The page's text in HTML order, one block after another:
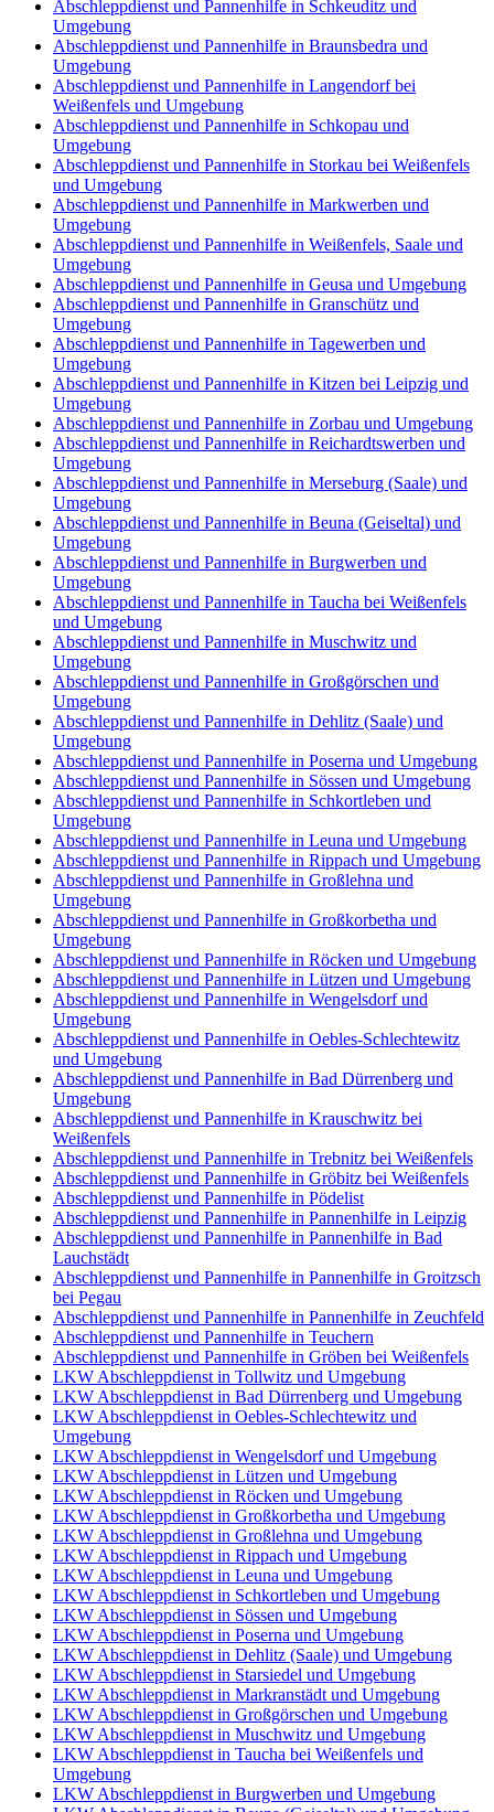
Abschleppdienst und Pannenhilfe in Schkeuditz und
Umgebung
Abschleppdienst und Pannenhilfe in Braunsbedra und
Umgebung
Abschleppdienst und Pannenhilfe in Langendorf bei
Weißenfels und Umgebung
Abschleppdienst und Pannenhilfe in Schkopau und
Umgebung
Abschleppdienst und Pannenhilfe in Storkau bei Weißenfels
und Umgebung
Abschleppdienst und Pannenhilfe in Markwerben und
Umgebung
Abschleppdienst und Pannenhilfe in Weißenfels, Saale und
Umgebung
Abschleppdienst und Pannenhilfe in Geusa und Umgebung
Abschleppdienst und Pannenhilfe in Granschütz und
Umgebung
Abschleppdienst und Pannenhilfe in Tagewerben und
Umgebung
Abschleppdienst und Pannenhilfe in Kitzen bei Leipzig und
Umgebung
Abschleppdienst und Pannenhilfe in Zorbau und Umgebung
Abschleppdienst und Pannenhilfe in Reichardtswerben und
Umgebung
Abschleppdienst und Pannenhilfe in Merseburg (Saale) und
Umgebung
Abschleppdienst und Pannenhilfe in Beuna (Geiseltal) und
Umgebung
Abschleppdienst und Pannenhilfe in Burgwerben und
Umgebung
Abschleppdienst und Pannenhilfe in Taucha bei Weißenfels
und Umgebung
Abschleppdienst und Pannenhilfe in Muschwitz und
Umgebung
Abschleppdienst und Pannenhilfe in Großgörschen und
Umgebung
Abschleppdienst und Pannenhilfe in Dehlitz (Saale) und
Umgebung
Abschleppdienst und Pannenhilfe in Poserna und Umgebung
Abschleppdienst und Pannenhilfe in Sössen und Umgebung
Abschleppdienst und Pannenhilfe in Schkortleben und
Umgebung
Abschleppdienst und Pannenhilfe in Leuna und Umgebung
Abschleppdienst und Pannenhilfe in Rippach und Umgebung
Abschleppdienst und Pannenhilfe in Großlehna und
Umgebung
Abschleppdienst und Pannenhilfe in Großkorbetha und
Umgebung
Abschleppdienst und Pannenhilfe in Röcken und Umgebung
Abschleppdienst und Pannenhilfe in Lützen und Umgebung
Abschleppdienst und Pannenhilfe in Wengelsdorf und
Umgebung
Abschleppdienst und Pannenhilfe in Oebles-Schlechtewitz
und Umgebung
Abschleppdienst und Pannenhilfe in Bad Dürrenberg und
Umgebung
Abschleppdienst und Pannenhilfe in Krauschwitz bei
Weißenfels
Abschleppdienst und Pannenhilfe in Trebnitz bei Weißenfels
Abschleppdienst und Pannenhilfe in Gröbitz bei Weißenfels
Abschleppdienst und Pannenhilfe in Pödelist
Abschleppdienst und Pannenhilfe in Pannenhilfe in Leipzig
Abschleppdienst und Pannenhilfe in Pannenhilfe in Bad
Lauchstädt
Abschleppdienst und Pannenhilfe in Pannenhilfe in Groitzsch
bei Pegau
Abschleppdienst und Pannenhilfe in Pannenhilfe in Zeuchfeld
Abschleppdienst und Pannenhilfe in Teuchern
Abschleppdienst und Pannenhilfe in Gröben bei Weißenfels
LKW Abschleppdienst in Tollwitz und Umgebung
LKW Abschleppdienst in Bad Dürrenberg und Umgebung
LKW Abschleppdienst in Oebles-Schlechtewitz und
Umgebung
LKW Abschleppdienst in Wengelsdorf und Umgebung
LKW Abschleppdienst in Lützen und Umgebung
LKW Abschleppdienst in Röcken und Umgebung
LKW Abschleppdienst in Großkorbetha und Umgebung
LKW Abschleppdienst in Großlehna und Umgebung
LKW Abschleppdienst in Rippach und Umgebung
LKW Abschleppdienst in Leuna und Umgebung
LKW Abschleppdienst in Schkortleben und Umgebung
LKW Abschleppdienst in Sössen und Umgebung
LKW Abschleppdienst in Poserna und Umgebung
LKW Abschleppdienst in Dehlitz (Saale) und Umgebung
LKW Abschleppdienst in Starsiedel und Umgebung
LKW Abschleppdienst in Markranstädt und Umgebung
LKW Abschleppdienst in Großgörschen und Umgebung
LKW Abschleppdienst in Muschwitz und Umgebung
LKW Abschleppdienst in Taucha bei Weißenfels und
Umgebung
LKW Abschleppdienst in Burgwerben und Umgebung